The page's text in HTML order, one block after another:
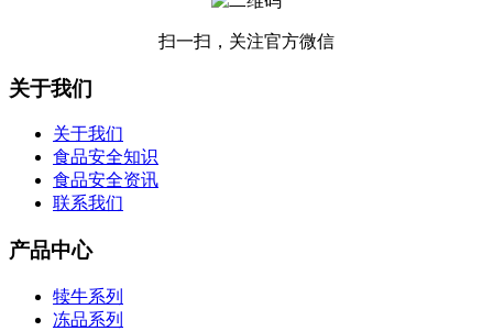
扫一扫，关注官方微信
关于我们
关于我们
食品安全知识
食品安全资讯
联系我们
产品中心
犊牛系列
冻品系列